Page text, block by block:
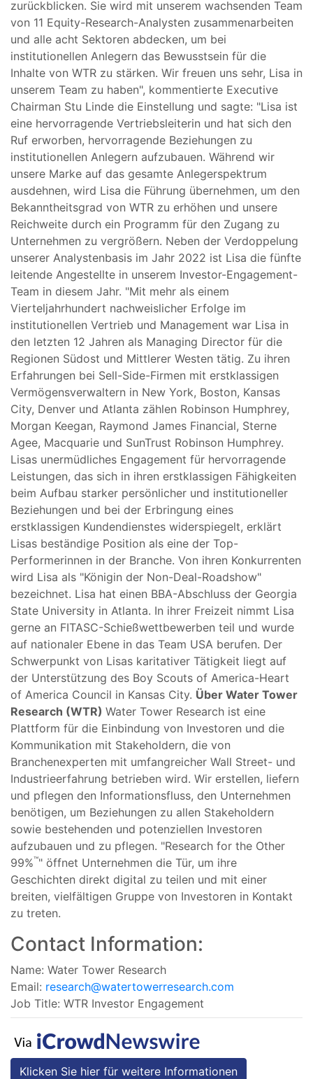
zurückblicken. Sie wird mit unserem wachsenden Team
von 11 Equity-Research-Analysten zusammenarbeiten
und alle acht Sektoren abdecken, um bei
institutionellen Anlegern das Bewusstsein für die
Inhalte von WTR zu stärken. Wir freuen uns sehr, Lisa in
unserem Team zu haben", kommentierte Executive
Chairman Stu Linde die Einstellung und sagte: "Lisa ist
eine hervorragende Vertriebsleiterin und hat sich den
Ruf erworben, hervorragende Beziehungen zu
institutionellen Anlegern aufzubauen. Während wir
unsere Marke auf das gesamte Anlegerspektrum
ausdehnen, wird Lisa die Führung übernehmen, um den
Bekanntheitsgrad von WTR zu erhöhen und unsere
Reichweite durch ein Programm für den Zugang zu
Unternehmen zu vergrößern. Neben der Verdoppelung
unserer Analystenbasis im Jahr 2022 ist Lisa die fünfte
leitende Angestellte in unserem Investor-Engagement-
Team in diesem Jahr. "Mit mehr als einem
Vierteljahrhundert nachweislicher Erfolge im
institutionellen Vertrieb und Management war Lisa in
den letzten 12 Jahren als Managing Director für die
Regionen Südost und Mittlerer Westen tätig. Zu ihren
Erfahrungen bei Sell-Side-Firmen mit erstklassigen
Vermögensverwaltern in New York, Boston, Kansas
City, Denver und Atlanta zählen Robinson Humphrey,
Morgan Keegan, Raymond James Financial, Sterne
Agee, Macquarie und SunTrust Robinson Humphrey.
Lisas unermüdliches Engagement für hervorragende
Leistungen, das sich in ihren erstklassigen Fähigkeiten
beim Aufbau starker persönlicher und institutioneller
Beziehungen und bei der Erbringung eines
erstklassigen Kundendienstes widerspiegelt, erklärt
Lisas beständige Position als eine der Top-
Performerinnen in der Branche. Von ihren Konkurrenten
wird Lisa als "Königin der Non-Deal-Roadshow"
bezeichnet. Lisa hat einen BBA-Abschluss der Georgia
State University in Atlanta. In ihrer Freizeit nimmt Lisa
gerne an FITASC-Schießwettbewerben teil und wurde
auf nationaler Ebene in das Team USA berufen. Der
Schwerpunkt von Lisas karitativer Tätigkeit liegt auf
der Unterstützung des Boy Scouts of America-Heart
of America Council in Kansas City. Über Water Tower
Research (WTR) Water Tower Research ist eine
Plattform für die Einbindung von Investoren und die
Kommunikation mit Stakeholdern, die von
Branchenexperten mit umfangreicher Wall Street- und
Industrieerfahrung betrieben wird. Wir erstellen, liefern
und pflegen den Informationsfluss, den Unternehmen
benötigen, um Beziehungen zu allen Stakeholdern
sowie bestehenden und potenziellen Investoren
aufzubauen und zu pflegen. "Research for the Other
99%™" öffnet Unternehmen die Tür, um ihre
Geschichten direkt digital zu teilen und mit einer
breiten, vielfältigen Gruppe von Investoren in Kontakt
zu treten.
Contact Information:
Name: Water Tower Research
Email: research@watertowerresearch.com
Job Title: WTR Investor Engagement
Klicken Sie hier für weitere Informationen